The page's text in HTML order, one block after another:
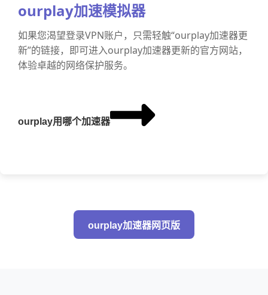
ourplay加速模拟器
如果您渴望登录VPN账户，只需轻触“ourplay加速器更
新”的链接，即可进入ourplay加速器更新的官方网站，
体验卓越的网络保护服务。
ourplay用哪个加速器
ourplay加速器网页版